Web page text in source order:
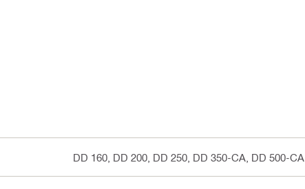
DD 160, DD 200, DD 250, DD 350-CA, DD 500-CA